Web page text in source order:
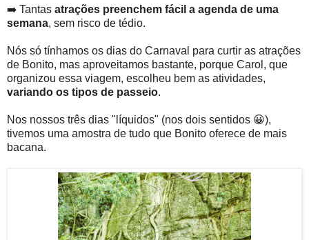
➡️ Tantas atrações preenchem fácil a agenda de uma
semana, sem risco de tédio.
Nós só tínhamos os dias do Carnaval para curtir as atrações
de Bonito, mas aproveitamos bastante, porque Carol, que
organizou essa viagem, escolheu bem as atividades,
variando os tipos de passeio.
Nos nossos três dias "líquidos" (nos dois sentidos 😀),
tivemos uma amostra de tudo que Bonito oferece de mais
bacana.